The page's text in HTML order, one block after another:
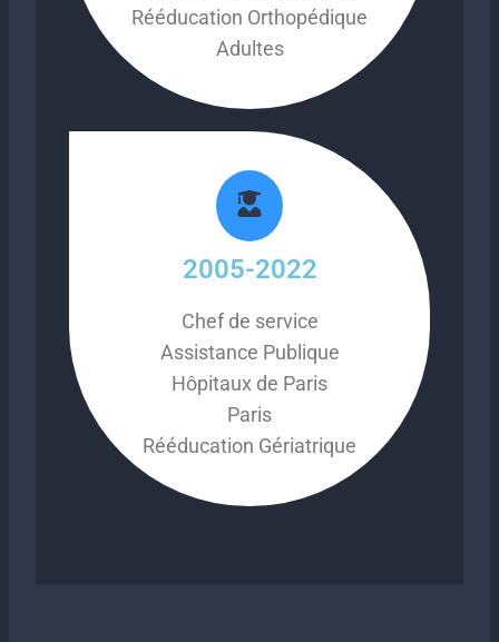
Rééducation Orthopédique
Adultes
2005-2022
Chef de service
Assistance Publique
Hôpitaux de Paris
Paris
Rééducation Gériatrique